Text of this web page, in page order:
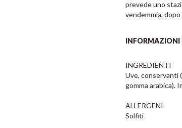
prevede uno
vendemmia,
INGREDIENTI
Uve, conservanti
gomma arabica).
ALLERGENI
Solfiti